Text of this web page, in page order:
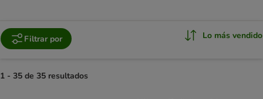
Filtrar por Lo más vendido
1 - 35 de 35 resultados